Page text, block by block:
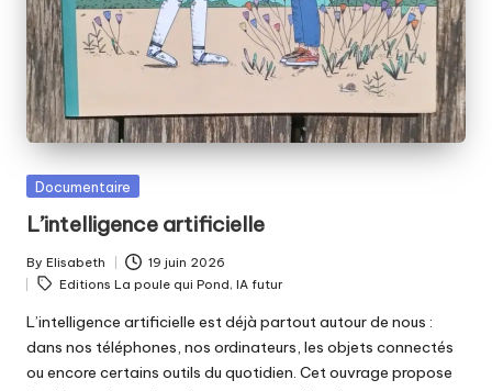
Posted
Documentaire
L’intelligence artificielle
Posted
by
By Elisabeth 19 juin 2026
Tags:
Editions La poule qui Pond, IA futur
L’intelligence artificielle est déjà partout autour de nous :
dans nos téléphones, nos ordinateurs, les objets connectés
ou encore certains outils du quotidien. Cet ouvrage propose